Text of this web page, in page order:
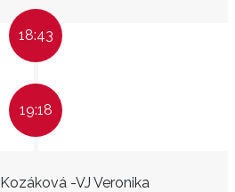
18:43
19:18
Kozáková -VJ Veronika